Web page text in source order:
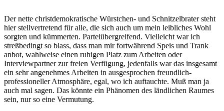
Der nette christdemokratische Würstchen- und Schnitzelbrater steht
hier stellvertretend für alle, die sich auch um mein leibliches Wohl
sorgten und kümmerten. Parteiübergreifend. Vielleicht war ich
streßbedingt so blass, dass man mir fortwährend Speis und Trank
anbot, wahlweise einen ruhigen Platz zum Arbeiten oder
Interviewpartner zur freien Verfügung, jedenfalls war das insgesamt
ein sehr angenehmes Arbeiten in ausgesprochen freundlich-
professioneller Atmosphäre, egal, wo ich auftauchte. Muß man ja
auch mal sagen. Das könnte ein Phänomen des ländlichen Raumes
sein, nur so eine Vermutung.